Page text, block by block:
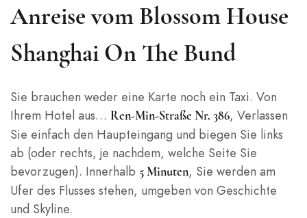
Anreise vom Blossom House
Shanghai On The Bund
Sie brauchen weder eine Karte noch ein Taxi. Von
Ihrem Hotel aus… Ren-Min-Straße Nr. 386, Verlassen
Sie einfach den Haupteingang und biegen Sie links
ab (oder rechts, je nachdem, welche Seite Sie
bevorzugen). Innerhalb 5 Minuten, Sie werden am
Ufer des Flusses stehen, umgeben von Geschichte
und Skyline.